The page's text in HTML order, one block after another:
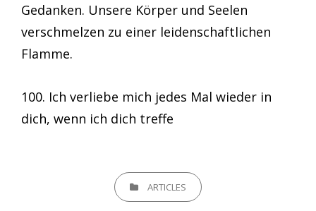
Gedanken. Unsere Körper und Seelen
verschmelzen zu einer leidenschaftlichen
Flamme.
100. Ich verliebe mich jedes Mal wieder in
dich, wenn ich dich treffe
CATEGORIESARTICLES